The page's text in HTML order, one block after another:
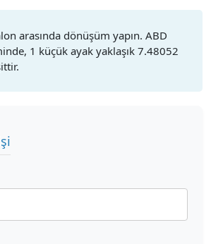
arasında dönüşüm yapın. ABD
1 küçük ayak yaklaşık 7.48052